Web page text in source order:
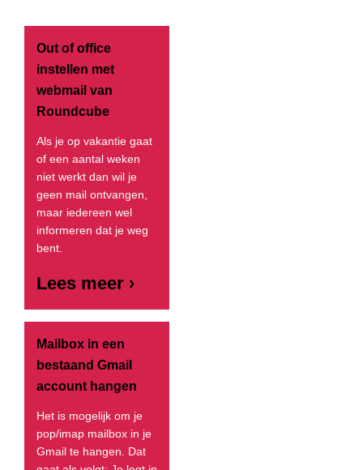
Out of office
instellen met
webmail van
Roundcube
Als je op vakantie gaat
of een aantal weken
niet werkt dan wil je
geen mail ontvangen,
maar iedereen wel
informeren dat je weg
bent.
Lees meer ›
Mailbox in een
bestaand Gmail
account hangen
Het is mogelijk om je
pop/imap mailbox in je
Gmail te hangen. Dat